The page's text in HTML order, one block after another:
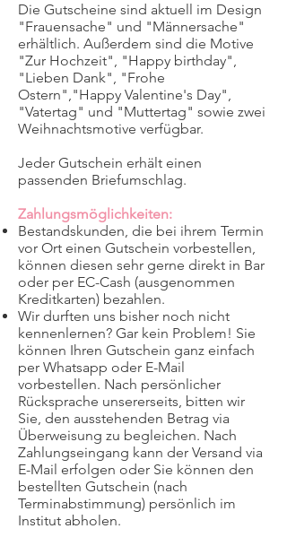
Die Gutscheine sind aktuell im Design
"Frauensache" und "Männersache"
erhältlich. Außerdem sind die Motive
"Zur Hochzeit", "Happy birthday",
"Lieben Dank", "Frohe
Ostern","Happy Valentine's Day",
"Vatertag" und "Muttertag" sowie zwei
Weihnachtsmotive verfügbar.
Jeder Gutschein erhält einen
passenden Briefumschlag.
Zahlungsmöglichkeiten:
Bestandskunden, die bei ihrem Termin
vor Ort einen Gutschein vorbestellen,
können diesen sehr gerne direkt in Bar
oder per EC-Cash (ausgenommen
Kreditkarten) bezahlen.
Wir durften uns bisher noch nicht
kennenlernen? Gar kein Problem! Sie
können Ihren Gutschein ganz einfach
per Whatsapp oder E-Mail
vorbestellen. Nach persönlicher
Rücksprache unsererseits, bitten wir
Sie, den ausstehenden Betrag via
Überweisung zu begleichen. Nach
Zahlungseingang kann der Versand via
E-Mail erfolgen oder Sie können den
bestellten Gutschein (nach
Terminabstimmung) persönlich im
Institut abholen.